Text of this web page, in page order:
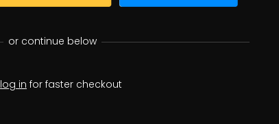
or continue below
log in for faster checkout